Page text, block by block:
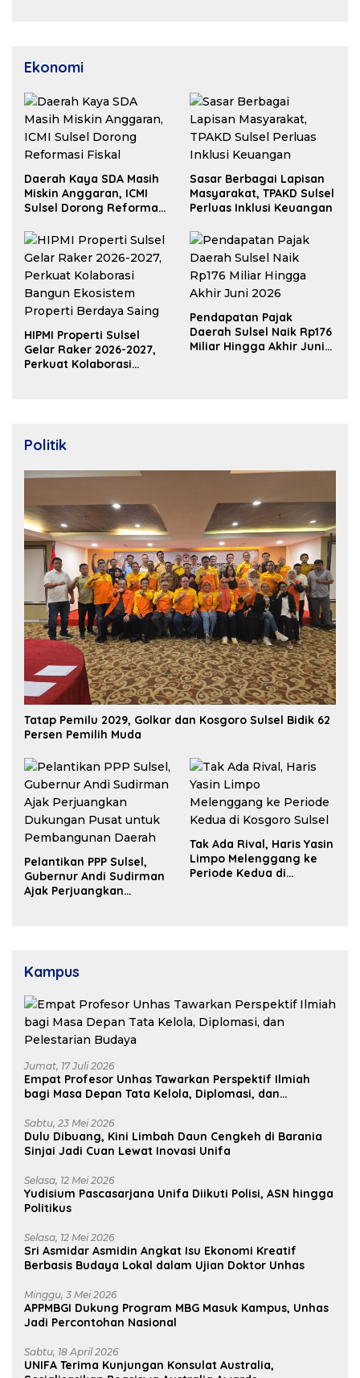
Ekonomi
Daerah Kaya SDA Masih
Miskin Anggaran, ICMI
Sulsel Dorong Reformasi
Sasar Berbagai Lapisan
Masyarakat, TPAKD Sulsel
Perluas Inklusi Keuangan
HIPMI Properti Sulsel
Gelar Raker 2026-2027,
Perkuat Kolaborasi
Pendapatan Pajak
Daerah Sulsel Naik Rp176
Miliar Hingga Akhir Juni
Politik
Tatap Pemilu 2029, Golkar dan Kosgoro Sulsel Bidik 62
Persen Pemilih Muda
Pelantikan PPP Sulsel,
Gubernur Andi Sudirman
Ajak Perjuangkan
Tak Ada Rival, Haris Yasin
Limpo Melenggang ke
Periode Kedua di
Kampus
Jumat, 17 Juli 2026
Empat Profesor Unhas Tawarkan Perspektif Ilmiah
bagi Masa Depan Tata Kelola, Diplomasi, dan
Sabtu, 23 Mei 2026
Dulu Dibuang, Kini Limbah Daun Cengkeh di Barania
Sinjai Jadi Cuan Lewat Inovasi Unifa
Selasa, 12 Mei 2026
Yudisium Pascasarjana Unifa Diikuti Polisi, ASN hingga
Politikus
Selasa, 12 Mei 2026
Sri Asmidar Asmidin Angkat Isu Ekonomi Kreatif
Berbasis Budaya Lokal dalam Ujian Doktor Unhas
Minggu, 3 Mei 2026
APPMBGI Dukung Program MBG Masuk Kampus, Unhas
Jadi Percontohan Nasional
Sabtu, 18 April 2026
UNIFA Terima Kunjungan Konsulat Australia,